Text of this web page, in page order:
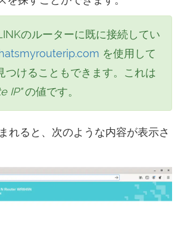
のルーターに既に接続してい
を使用して
つけることもできます。これは
IP"の値です。
れると、次のような内容が表示さ